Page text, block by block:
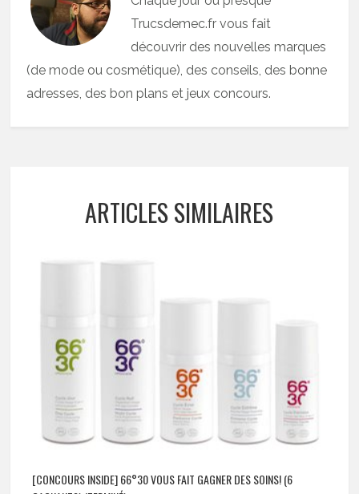
Trucsdemec.fr vous fait
découvrir des nouvelles marques
(de mode ou cosmétique), des conseils, des bonne
adresses, des bon plans et jeux concours.
ARTICLES SIMILAIRES
[CONCOURS INSIDE] 66°30 VOUS FAIT GAGNER DES SOINS! (6